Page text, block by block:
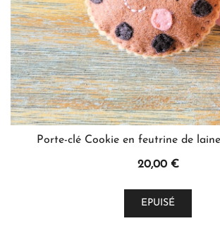
page
du
Porte-clé Cookie en feutrine de
20,00 €
EPUISÉ